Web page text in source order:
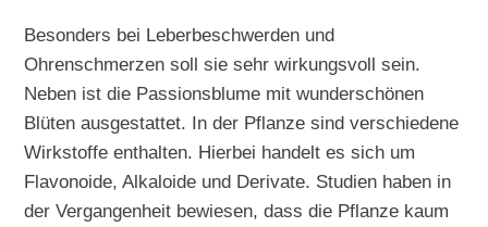
Besonders bei Leberbeschwerden und
Ohrenschmerzen soll sie sehr wirkungsvoll sein.
Neben ist die Passionsblume mit wunderschönen
Blüten ausgestattet. In der Pflanze sind verschiedene
Wirkstoffe enthalten. Hierbei handelt es sich um
Flavonoide, Alkaloide und Derivate. Studien haben in
der Vergangenheit bewiesen, dass die Pflanze kaum